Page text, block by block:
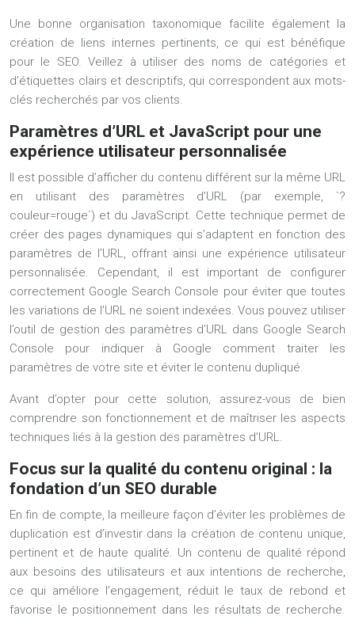
Une bonne organisation taxonomique facilite également la
création de liens internes pertinents, ce qui est bénéfique
pour le SEO. Veillez à utiliser des noms de catégories et
d’étiquettes clairs et descriptifs, qui correspondent aux mots-
clés recherchés par vos clients.
Paramètres d’URL et JavaScript pour une
expérience utilisateur personnalisée
Il est possible d’afficher du contenu différent sur la même URL
en utilisant des paramètres d’URL (par exemple, `?
couleur=rouge`) et du JavaScript. Cette technique permet de
créer des pages dynamiques qui s’adaptent en fonction des
paramètres de l’URL, offrant ainsi une expérience utilisateur
personnalisée. Cependant, il est important de configurer
correctement Google Search Console pour éviter que toutes
les variations de l’URL ne soient indexées. Vous pouvez utiliser
l’outil de gestion des paramètres d’URL dans Google Search
Console pour indiquer à Google comment traiter les
paramètres de votre site et éviter le contenu dupliqué.
Avant d’opter pour cette solution, assurez-vous de bien
comprendre son fonctionnement et de maîtriser les aspects
techniques liés à la gestion des paramètres d’URL.
Focus sur la qualité du contenu original : la
fondation d’un SEO durable
En fin de compte, la meilleure façon d’éviter les problèmes de
duplication est d’investir dans la création de contenu unique,
pertinent et de haute qualité. Un contenu de qualité répond
aux besoins des utilisateurs et aux intentions de recherche,
ce qui améliore l’engagement, réduit le taux de rebond et
favorise le positionnement dans les résultats de recherche.